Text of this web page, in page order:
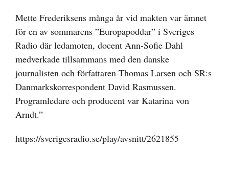
Mette Frederiksens många år vid makten var ämnet
för en av sommarens ”Europapoddar” i Sveriges
Radio där ledamoten, docent Ann-Sofie Dahl
medverkade tillsammans med den danske
journalisten och författaren Thomas Larsen och SR:s
Danmarkskorrespondent David Rasmussen.
Programledare och producent var Katarina von
Arndt.”
https://sverigesradio.se/play/avsnitt/2621855